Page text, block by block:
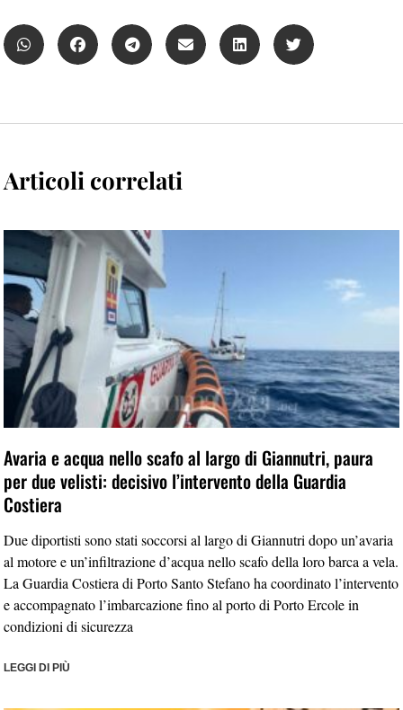
Articoli correlati
Avaria e acqua nello scafo al largo di Giannutri, paura
per due velisti: decisivo l’intervento della Guardia
Costiera
Due diportisti sono stati soccorsi al largo di Giannutri dopo un’avaria
al motore e un’infiltrazione d’acqua nello scafo della loro barca a vela.
La Guardia Costiera di Porto Santo Stefano ha coordinato l’intervento
e accompagnato l’imbarcazione fino al porto di Porto Ercole in
condizioni di sicurezza
LEGGI DI PIÙ